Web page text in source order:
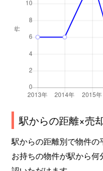
駅からの距離×売
駅からの距離別で物件の
お持ちの物件が駅から